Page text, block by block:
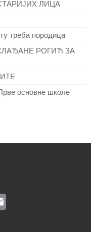
ЛИЦА
треба породица
РОГИЋ ЗА
основне школе